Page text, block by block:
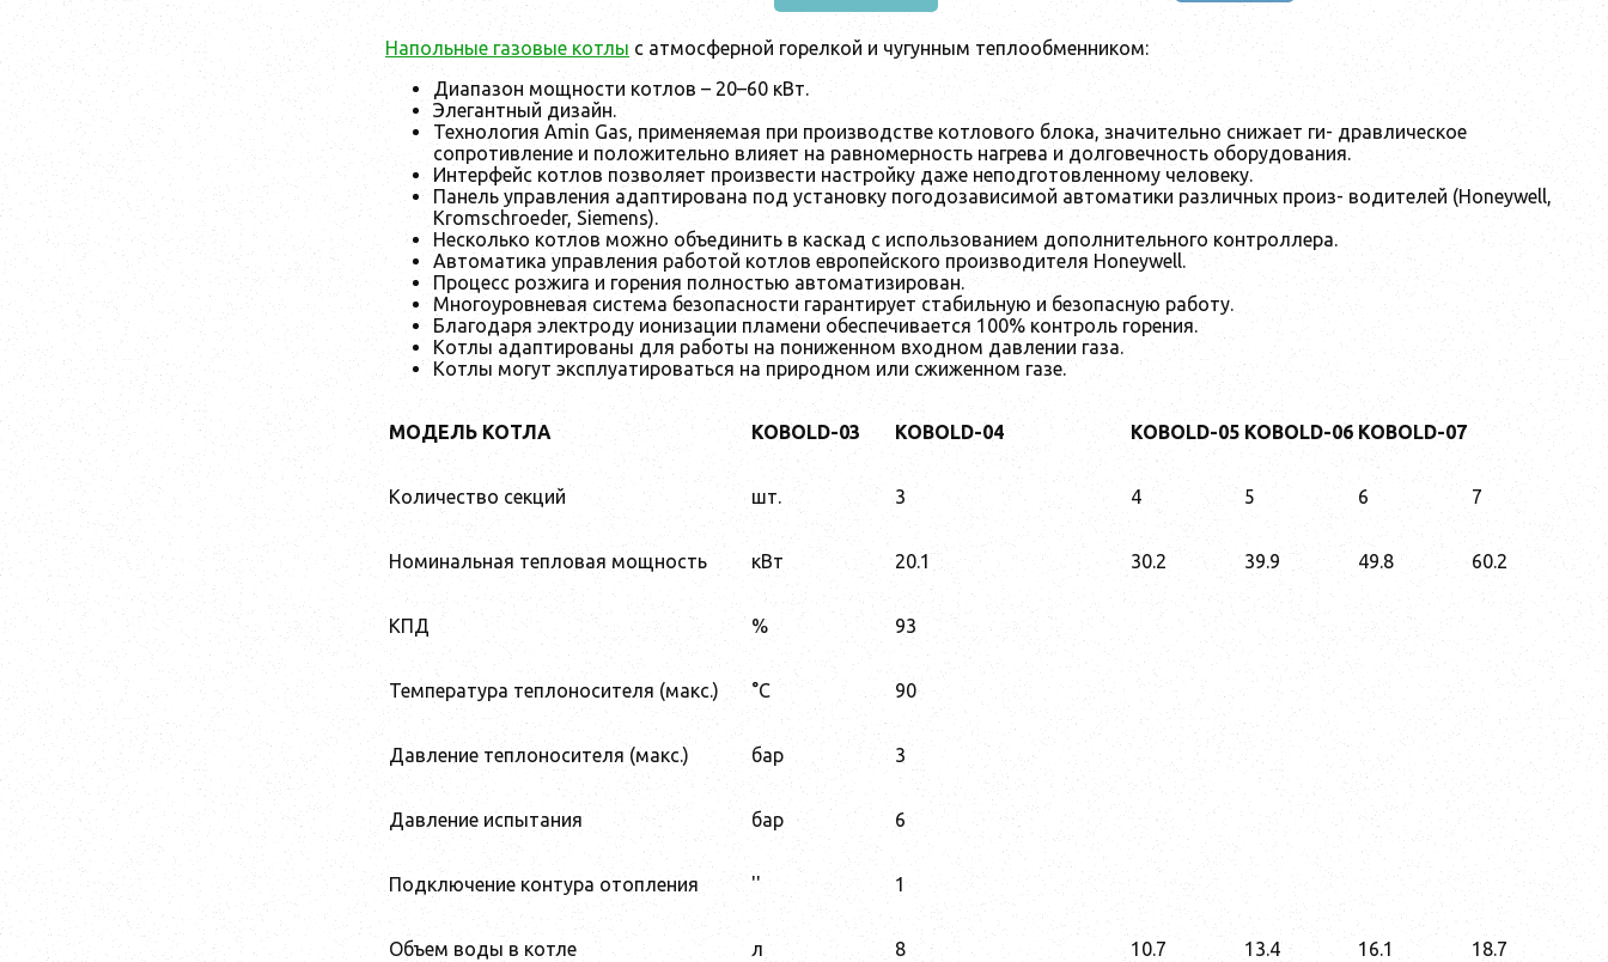
Напольные газовые котлы с атмосферной горелкой и чугунным теплообменником:
Диапазон мощности котлов – 20–60 кВт.
Элегантный дизайн.
Технология Amin Gas, применяемая при производстве котлового блока, значительно снижает ги- дравлическое
сопротивление и положительно влияет на равномерность нагрева и долговечность оборудования.
Интерфейс котлов позволяет произвести настройку даже неподготовленному человеку.
Панель управления адаптирована под установку погодозависимой автоматики различных произ- водителей (Honeywell,
Kromschroeder, Siemens).
Несколько котлов можно объединить в каскад с использованием дополнительного контроллера.
Автоматика управления работой котлов европейского производителя Honeywell.
Процесс розжига и горения полностью автоматизирован.
Многоуровневая система безопасности гарантирует стабильную и безопасную работу.
Благодаря электроду ионизации пламени обеспечивается 100% контроль горения.
Котлы адаптированы для работы на пониженном входном давлении газа.
Котлы могут эксплуатироваться на природном или сжиженном газе.
МОДЕЛЬ КОТЛА KOBOLD-03 KOBOLD-04 KOBOLD-05 KOBOLD-06 KOBOLD-07
Количество секций шт. 3 4 5 6 7
Номинальная тепловая мощность кВт 20.1 30.2 39.9 49.8 60.2
КПД % 93
Температура теплоносителя (макс.) °C 90
Давление теплоносителя (макс.) бар 3
Давление испытания бар 6
Подключение контура отопления '' 1
Объем воды в котле л 8 10.7 13.4 16.1 18.7